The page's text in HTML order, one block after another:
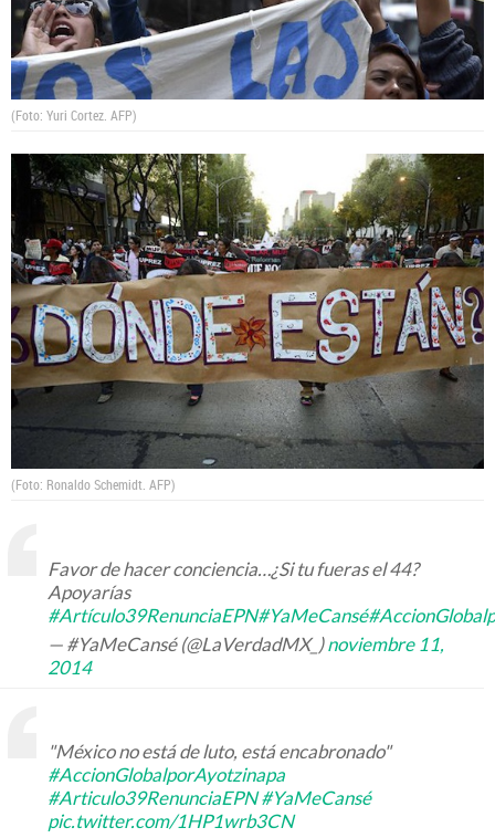
(Foto: Yuri Cortez. AFP)
(Foto: Ronaldo Schemidt. AFP)
Favor de hacer conciencia…¿Si tu fueras el 44?
Apoyarías
#Artículo39RenunciaEPN#YaMeCansé
— #YaMeCansé (@LaVerdadMX_)noviembre 11,
2014
"México no está de luto, está encabronado"
#AccionGlobalporAyotzinapa
#Articulo39RenunciaEPN #YaMeCansé
pic.twitter.com/1HP1wrb3CN